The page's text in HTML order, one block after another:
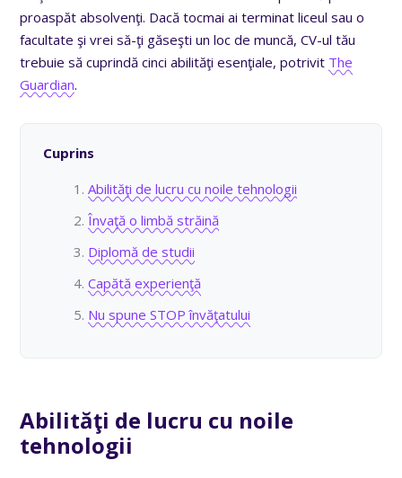
proaspăt absolvenţi. Dacă tocmai ai terminat liceul sau o
facultate şi vrei să-ţi găseşti un loc de muncă, CV-ul tău
trebuie să cuprindă cinci abilităţi esenţiale, potrivit The
Guardian.
Cuprins
Abilităţi de lucru cu noile tehnologii
Învaţă o limbă străină
Diplomă de studii
Capătă experienţă
Nu spune STOP învăţatului
Abilităţi de lucru cu noile
tehnologii